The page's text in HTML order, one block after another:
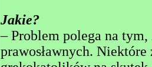
Jakie?
– Problem polega na
prawosławnych. Niektóre